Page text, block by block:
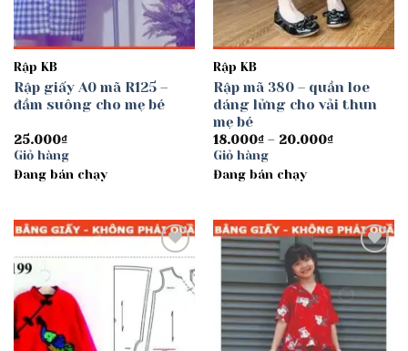
Rập KB
Rập giấy A0 mã R125 –
đầm suông cho mẹ bé
25.000₫
Giỏ hàng
Đang bán chạy
Rập KB
Rập mã 380 – quần loe
dáng lửng cho vải thun
mẹ bé
18.000₫ – 20.000₫Khoảng
Giỏ hàng
Đang bán chạy
Add to
wishlist
Add to